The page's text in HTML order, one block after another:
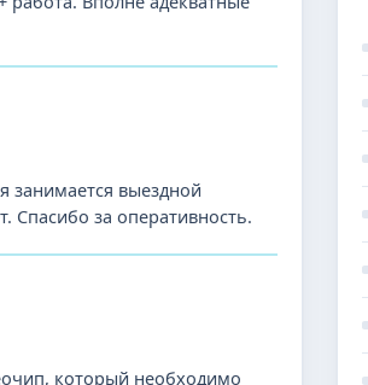
занимается выездной
за оперативность.
который необходимо